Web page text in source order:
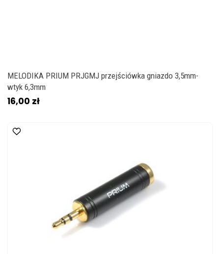
MELODIKA PRIUM PRJGMJ przejściówka gniazdo 3,5mm-
wtyk 6,3mm
16,00 zł